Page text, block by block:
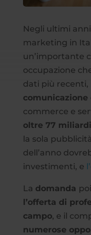
Negli ultimi
marketing in
un’importante
occupazione
dati più recenti,
commerce e
oltre 77
la sola
dell’anno
investimenti, e
La domanda
l’offerta di
campo, e il
numerose